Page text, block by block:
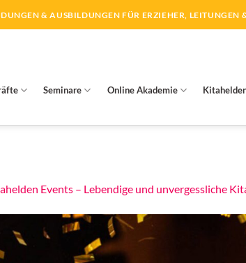
& AUSBILDUNGEN FÜR ERZIEHER, LEITUNGEN
Seminare Online Akademie
Events – Lebendige und unvergessliche